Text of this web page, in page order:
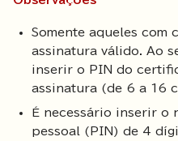
Somente aqueles
assinatura válido. Ao
inserir o PIN do
assinatura (de 6 a 16
É necessário inserir o
pessoal (PIN) de 4